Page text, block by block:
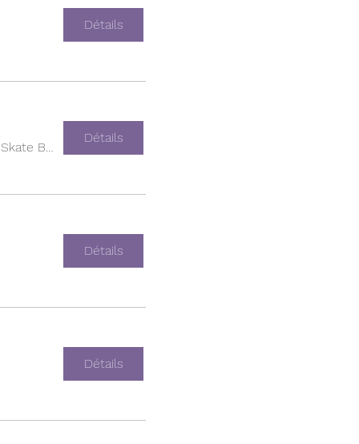
Détails
Empire Skate Building
Détails
Détails
Détails